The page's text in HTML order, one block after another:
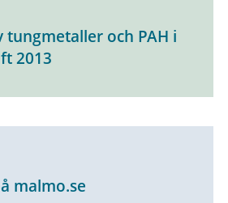
tungmetaller och PAH i
2013
malmo.se